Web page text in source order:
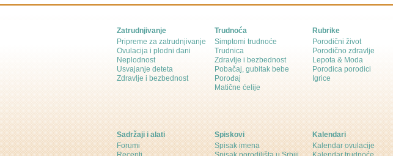
Zatrudnjivanje
Pripreme za zatrudnjivanje
Ovulacija i plodni dani
Neplodnost
Usvajanje deteta
Zdravlje i bezbednost
Trudnoća
Simptomi trudnoće
Trudnica
Zdravlje i bezbednost
Pobačaj, gubitak bebe
Porođaj
Matične ćelije
Rubrike
Porodični život
Porodično zdravlje
Lepota & Moda
Porodica porodici
Igrice
Sadržaji i alati
Forumi
Spiskovi
Spisak imena
Kalendari
Kalendar ovulacije